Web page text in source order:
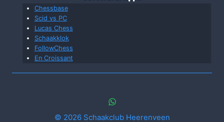
Chessbase
Scid vs PC
Lucas Chess
Schaakklok
FollowChess
En Croissant
© 2026 Schaakclub Heerenveen